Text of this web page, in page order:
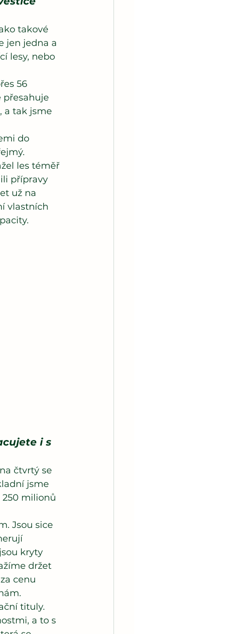
takové
jen jedna a
lesy, nebo
56
přesahuje
a tak jsme
do
les téměř
přípravy
už na
vlastních
i s
čtvrtý se
jsme
250 milionů
Jsou sice
kryty
držet
cenu
tituly.
a to s